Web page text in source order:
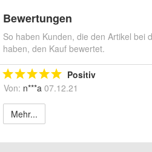
Bewertungen
So haben Kunden, die den Artikel bei
haben, den Kauf bewertet.
Positiv
Von: n***a 07.12.21
Mehr...